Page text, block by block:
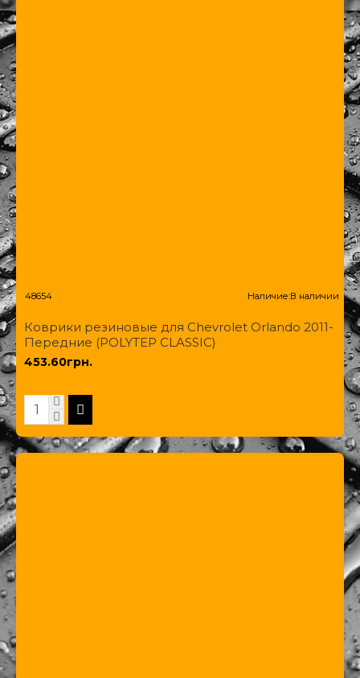
48654 Наличие:В наличии
Коврики резиновые для Chevrolet Orlando 2011-
Передние (POLYTEP CLASSIC)
453.60грн.